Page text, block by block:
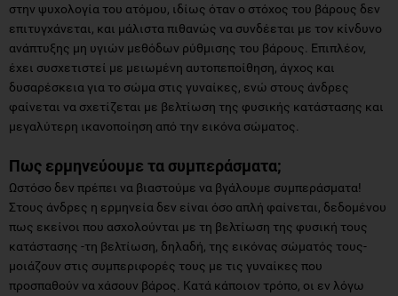
στην ψυχολογία του ατόμου, ιδίως όταν ο στόχος του βάρους δεν
επιτυγχάνεται, και μάλιστα πιθανώς να συνδέεται με τον κίνδυνο
ανάπτυξης μη υγιών μεθόδων ρύθμισης του βάρους. Επιπλέον,
έχει συσχετιστεί με μειωμένη αυτοπεποίθηση, άγχος και
δυσαρέσκεια για το σώμα στις γυναίκες, ενώ στους άνδρες
φαίνεται να σχετίζεται με βελτίωση της φυσικής κατάστασης και
μεγαλύτερη ικανοποίηση από την εικόνα σώματος.
Πως ερμηνεύουμε τα συμπεράσματα;
Ωστόσο δεν πρέπει να βιαστούμε να βγάλουμε συμπεράσματα!
Στους άνδρες η ερμηνεία δεν είναι όσο απλή φαίνεται, δεδομένου
πως εκείνοι που ασχολούνται με τη βελτίωση της φυσική τους
κατάστασης -τη βελτίωση, δηλαδή, της εικόνας σώματός τους-
μοιάζουν στις συμπεριφορές τους με τις γυναίκες που
προσπαθούν να χάσουν βάρος. Κατά κάποιον τρόπο, οι εν λόγω